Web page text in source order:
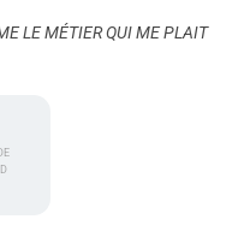
LE MÉTIER QUI ME PLAIT